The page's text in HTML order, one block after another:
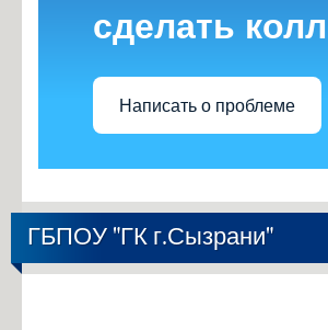
сделать
Написать о проблеме
ГБПОУ "ГК г.Сызрани"